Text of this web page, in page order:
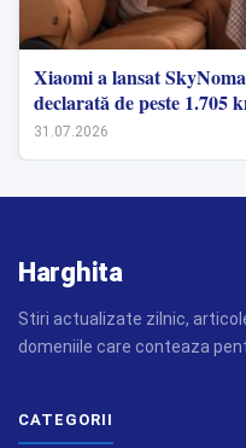
Xiaomi a lansat
declarată de peste 1.705
31.07.2026
Harghita
Stiri actualizate zilnic,
domeniile care conteaza
CATEGORII